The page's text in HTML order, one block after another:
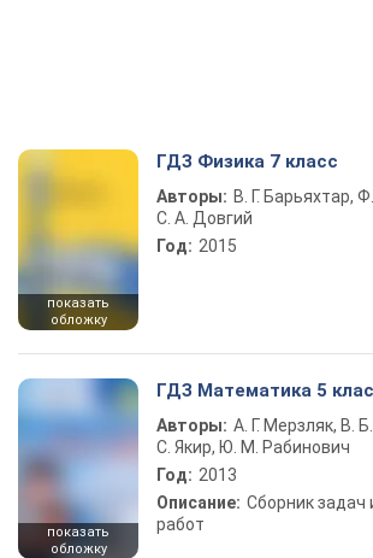
показать
обложку
ГДЗ Физика 7 класс
Авторы: В. Г. Барьяхтар,
С. А. Довгий
Год: 2015
показать
обложку
ГДЗ Математика 5
Авторы: А. Г. Мерзляк, В.
С. Якир, Ю. М. Рабинович
Год: 2013
Описание: Сборник задач
работ